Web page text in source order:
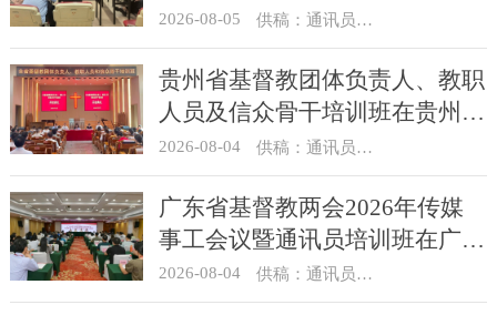
七月份联席会议
2026-08-05 供稿：通讯员 景健美
贵州省基督教团体负责人、教职
人员及信众骨干培训班在贵州圣
经学校举办
2026-08-04 供稿：通讯员 杨菁
广东省基督教两会2026年传媒
事工会议暨通讯员培训班在广州
举办
2026-08-04 供稿：通讯员 汪浩